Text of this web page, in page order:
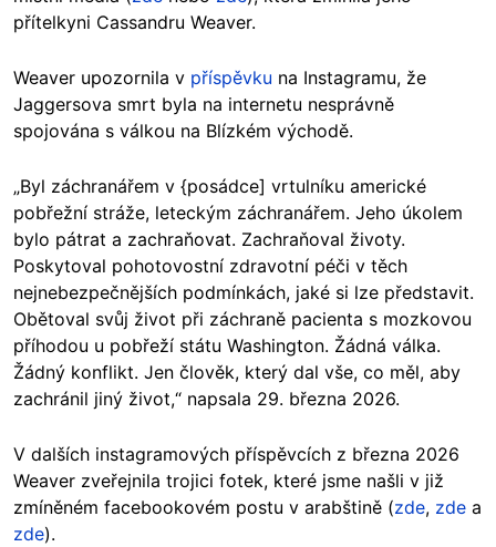
přítelkyni Cassandru Weaver.
Weaver upozornila v příspěvku na Instagramu, že
Jaggersova smrt byla na internetu nesprávně
spojována s válkou na Blízkém východě.
„Byl záchranářem v {posádce] vrtulníku americké
pobřežní stráže, leteckým záchranářem. Jeho úkolem
bylo pátrat a zachraňovat. Zachraňoval životy.
Poskytoval pohotovostní zdravotní péči v těch
nejnebezpečnějších podmínkách, jaké si lze představit.
Obětoval svůj život při záchraně pacienta s mozkovou
příhodou u pobřeží státu Washington. Žádná válka.
Žádný konflikt. Jen člověk, který dal vše, co měl, aby
zachránil jiný život,“ napsala 29. března 2026.
V dalších instagramových příspěvcích z března 2026
Weaver zveřejnila trojici fotek, které jsme našli v již
zmíněném facebookovém postu v arabštině (zde, zde a
zde).